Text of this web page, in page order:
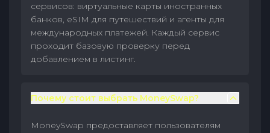
сервисов: виртуальные карты иностранных
банков, eSIM для путешествий и агенты для
международных платежей. Каждый сервис
проходит базовую проверку перед
добавлением в листинг.
Почему стоит выбрать MoneySwap?
MoneySwap предоставляет пользователям